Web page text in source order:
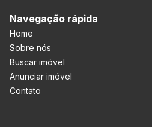
Navegação rápida
Home
Sobre nós
Buscar imóvel
Anunciar imóvel
Contato